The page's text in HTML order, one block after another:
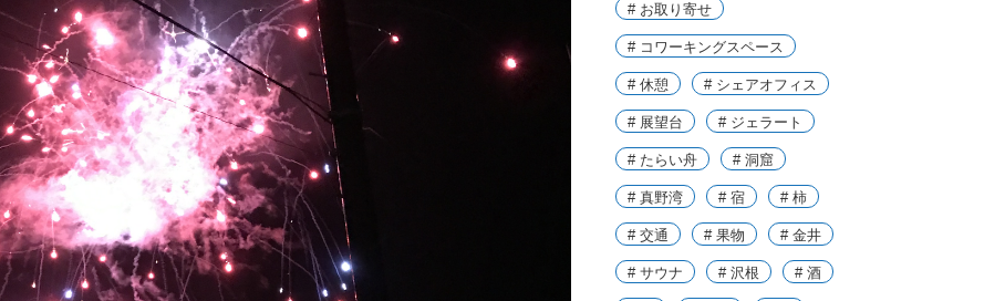
# お取り寄せ
# コワーキングスペース
# 休憩 # シェアオフィス
# 展望台 # ジェラート
# たらい舟 # 洞窟
# 真野湾 # 宿 # 柿
# 交通 # 果物 # 金井
# サウナ # 沢根 # 酒